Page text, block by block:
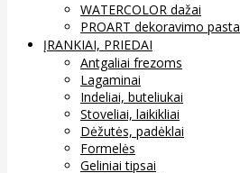
WATERCOLOR dažai
PROART dekoravimo pasta
ĮRANKIAI, PRIEDAI
Antgaliai frezoms
Lagaminai
Indeliai, buteliukai
Stoveliai, laikikliai
Dėžutės, padėklai
Formelės
Geliniai tipsai